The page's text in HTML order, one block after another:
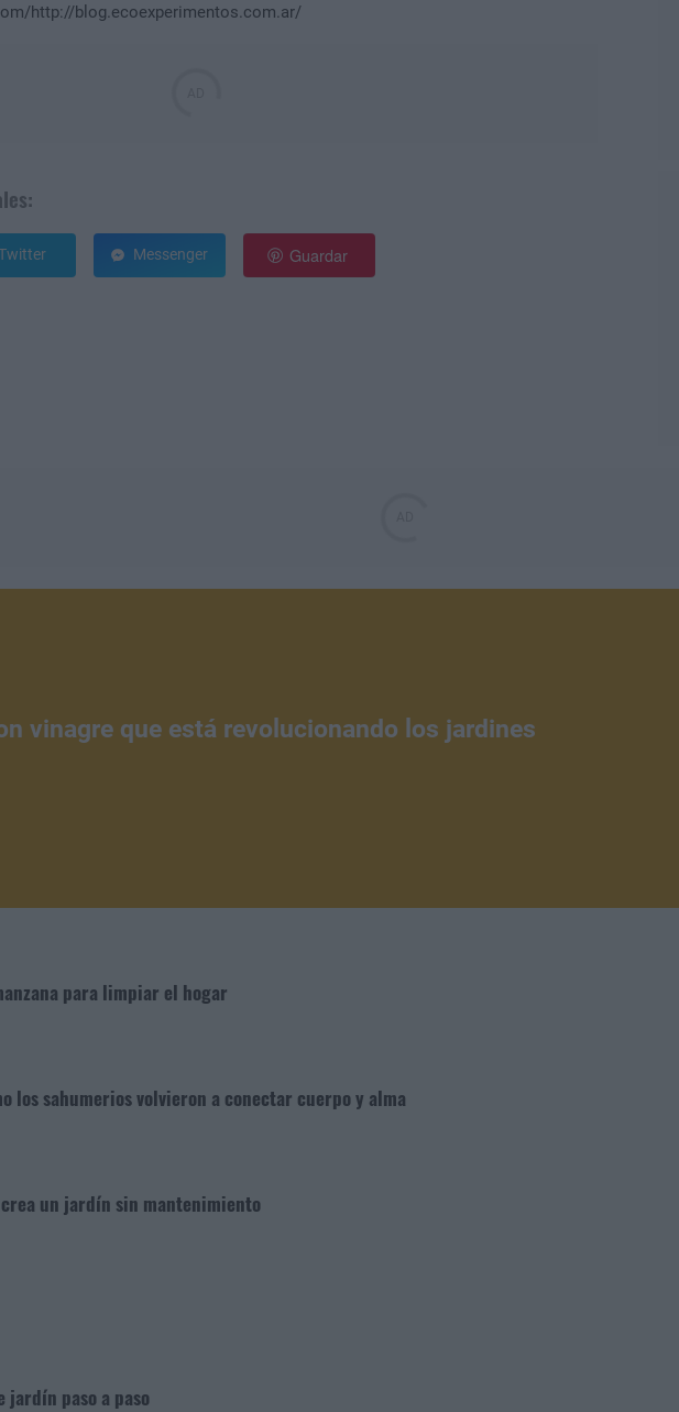
http://blog.ecoexperimentos.com.ar/
Messenger Guardar
vinagre que está revolucionando los jardines
para limpiar el hogar
los sahumerios volvieron a conectar cuerpo y alma
un jardín sin mantenimiento
jardín paso a paso